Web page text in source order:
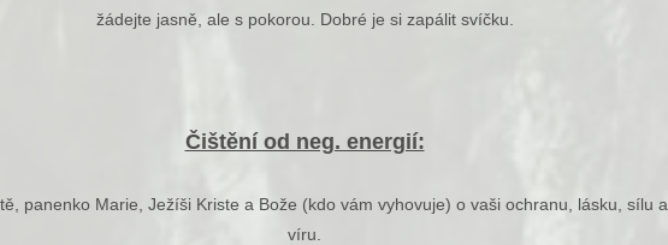
žádejte jasně, ale s pokorou. Dobré je si zapálit svíčku.
Čištění od neg. energií:
panenko Marie, Ježíši Kriste a Bože (kdo vám vyhovuje) o vaši ochranu, lásku, sílu a
víru.